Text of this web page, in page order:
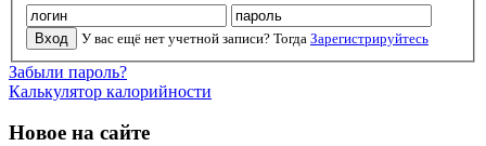
У вас ещё нет учетной записи? Тогда Зарегистрируйтесь
Забыли пароль?
Калькулятор калорийности
Новое на сайте